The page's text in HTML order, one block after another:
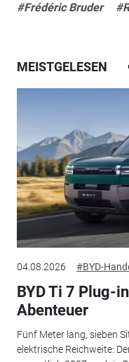
#Frédéric Bruder
MEISTGELESEN
04.08.2026 #BYD-
BYD Ti 7 Plug-
Abenteuer
Fünf Meter lang, sieben
elektrische Reichweite: